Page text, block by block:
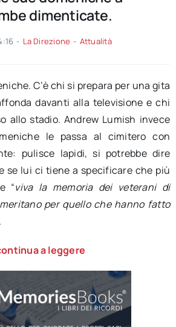
dimenticate.
- La Direzione - Attualità
C’è chi si prepara per una gita
davanti alla televisione e chi
allo stadio. Andrew Lumish invece
le passa al cimitero con
pulisce lapidi, si potrebbe dire
se lui ci tiene a specificare che più
“viva la memoria dei veterani di
per quello che hanno fatto
a leggere